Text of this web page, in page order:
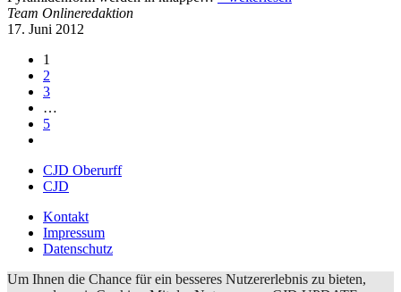
Team Onlineredaktion
17. Juni 2012
1
2
3
…
5
CJD Oberurff
CJD
Kontakt
Impressum
Datenschutz
Um Ihnen die Chance für ein besseres Nutzererlebnis zu bieten,